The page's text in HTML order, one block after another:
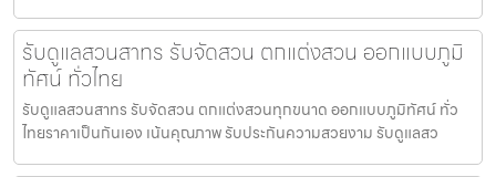
รับดูแลสวนสาทร รับจัดสวน ตกแต่งสวน ออกแบบภูมิ
ทัศน์ ทั่วไทย
รับดูแลสวนสาทร รับจัดสวน ตกแต่งสวนทุกขนาด ออกแบบภูมิทัศน์ ทั่ว
ไทยราคาเป็นกันเอง เน้นคุณภาพ รับประกันความสวยงาม รับดูแลสว